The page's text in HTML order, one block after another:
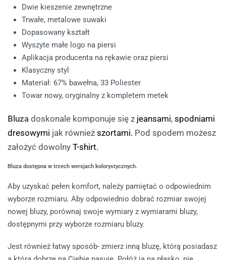
Dwie kieszenie zewnętrzne
Trwałe, metalowe suwaki
Dopasowany kształt
Wyszyte małe logo na piersi
Aplikacja producenta na rękawie oraz piersi
Klasyczny styl
Materiał: 67% bawełna, 33 Poliester
Towar nowy, oryginalny z kompletem metek
Bluza doskonale komponuje się z jeansami, spodniami
dresowymi jak również szortami. Pod spodem możesz
założyć dowolny T-shirt.
Bluza dostępna w trzech wersjach kolorystycznych.
Aby uzyskać pełen komfort, należy pamiętać o odpowiednim
wyborze rozmiaru. Aby odpowiednio dobrać rozmiar swojej
nowej bluzy, porównaj swoje wymiary z wymiarami bluzy,
dostępnymi przy wyborze rozmiaru bluzy.
Jest również łatwy sposób- zmierz inną bluzę, którą posiadasz